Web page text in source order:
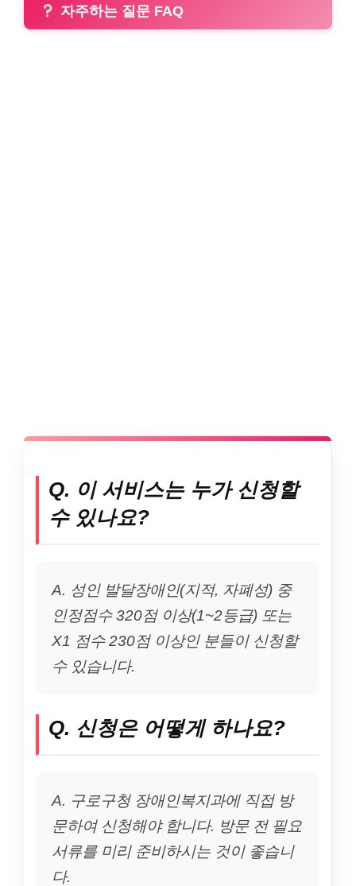
자주하는 질문 FAQ
Q. 이 서비스는 누가 신청할
수 있나요?
A. 성인 발달장애인(지적, 자폐성) 중
인정점수 320점 이상(1~2등급) 또는
X1 점수 230점 이상인 분들이 신청할
수 있습니다.
Q. 신청은 어떻게 하나요?
A. 구로구청 장애인복지과에 직접 방
문하여 신청해야 합니다. 방문 전 필요
서류를 미리 준비하시는 것이 좋습니
다.